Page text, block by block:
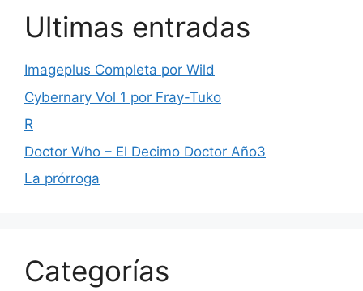
Ultimas entradas
Imageplus Completa por Wild
Cybernary Vol 1 por Fray-Tuko
R
Doctor Who – El Decimo Doctor Año3
La prórroga
Categorías